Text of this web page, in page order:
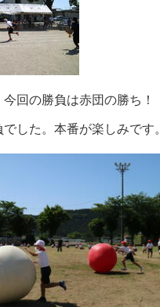
回の勝負は赤団の勝ち！
した。本番が楽しみです。